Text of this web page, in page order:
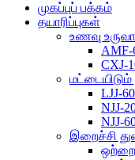
முகப்புப் பக்கம்
தயாரிப்புகள்
உணவு
CXJ-
LJJ-
NJJ-
NJJ-
இறைச்சி